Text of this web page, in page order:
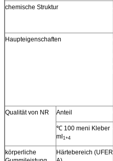
chemische Struktur
Haupteigenschaften
Qualität von NR Anteil
℃ 100 meni Kleber
ml1+4
körperliche
Härtebereich (UFER